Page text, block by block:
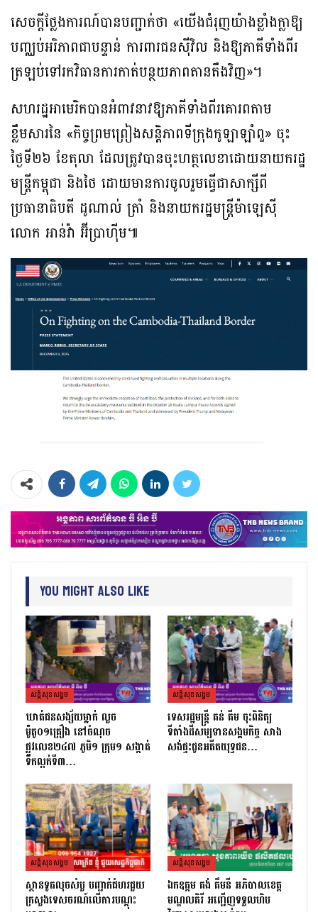
សេចក្តីថ្លែងការណ៍បានបញ្ជាក់ថា «យើងជំរុញយ៉ាងខ្លាំងក្លាឱ្យ
បញ្ឈប់អរិភាពជាបន្ទាន់ ការពារជនស៊ីវិល និងឱ្យភាគីទាំងពីរ
ត្រឡប់ទៅរកវិធានការកាត់បន្ថយភាពតានតឹងវិញ»។
សហរដ្ឋអាមេរិកបានអំពាវនាវឱ្យភាគីទាំងពីរគោរពតាម
ខ្លឹមសារនៃ «កិច្ចព្រមព្រៀងសន្តិភាពទីក្រុងកូឡាឡាំពួ» ចុះ
ថ្ងៃទី២៦ ខែតុលា ដែលត្រូវបានចុះហត្ថលេខាដោយនាយករដ្ឋ
មន្ត្រីកម្ពុជា និងថៃ ដោយមានការចូលរួមធ្វើជាសាក្សីពី
ប្រធានាធិបតី ដូណាល់ ត្រាំ និងនាយករដ្ឋមន្ត្រីម៉ាឡេស៊ី
លោក អាន់វ៉ា អ៊ីប្រាហ៊ីម៕
You Might Also Like
សន្តិសុខសង្គម
ឃាត់ជនសង្ស័យម្នាក់ លួច
ម៉ូតូ០១គ្រឿង នៅចំណុច
ផ្លូវលេខ២៤៧ ភូមិ១ ក្រុម១ សង្កាត់
ទឹកល្អក់ទី៣…
សន្តិសុខសង្គម
ទេសរដ្ឋមន្រ្តី គន់ គីម ចុះពិនិត្យ
ទីតាំងដីសម្បទានសង្គមកិច្ច សាង
សង់ផ្ទះជូនអតីតយុទ្ធជន…
សន្តិសុខសង្គម
ស្ថានទូតលុចសំបួ បញ្ជាក់ជំហរជួយ
ក្រសួងទេសចរណ៍លើការបណ្តុះ
សន្តិសុខសង្គម
ឯកឧត្តម គង់ គឹមនី អភិបាលខេត្ត
មណ្ឌលគិរី អញ្ជើញទទួលហិប